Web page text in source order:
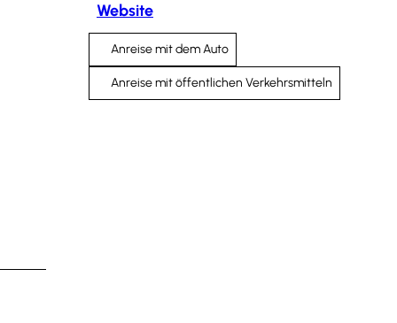
Website
Anreise mit dem Auto
Anreise mit öffentlichen Verkehrsmitteln